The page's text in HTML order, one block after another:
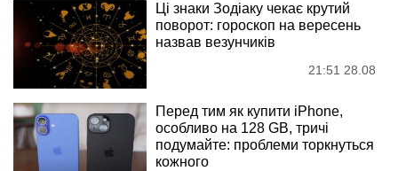
Ці знаки Зодіаку чекає крутий
поворот: гороскоп на вересень
назвав везунчиків
21:51 28.08
Перед тим як купити iPhone,
особливо на 128 GB, тричі
подумайте: проблеми торкнуться
кожного